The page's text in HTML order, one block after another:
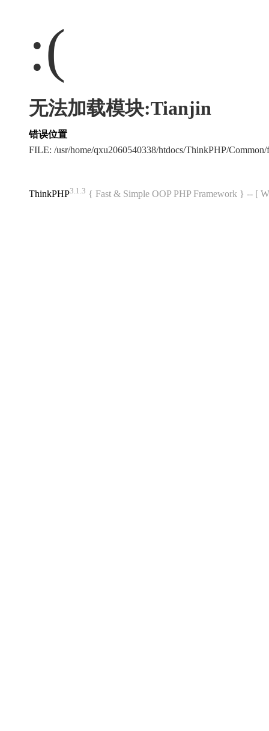
:(
无法加载模块:Tianjin
错误位置
FILE: /usr/home/qxu2060540338/htdocs/ThinkPHP/
ThinkPHP3.1.3 { Fast & Simple OOP PHP Framework } -- [